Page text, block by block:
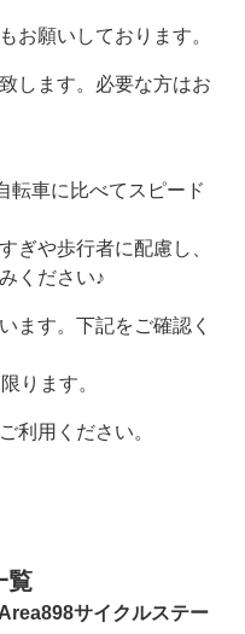
お願いしております。
します。必要な方はお
転車に比べてスピード
ぎや歩行者に配慮し、
ください♪
ます。下記をご確認く
ります。
利用ください。
覧
サイクルステー